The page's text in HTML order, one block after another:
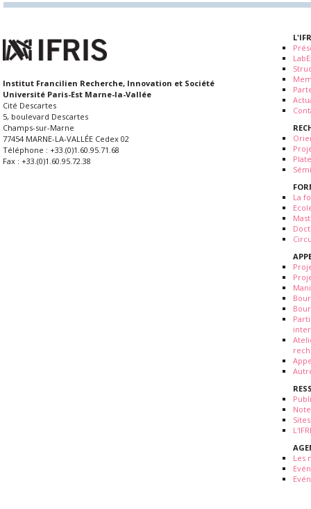
Institut Francilien Recherche, Innovation et Société
Université Paris-Est Marne-la-Vallée
Cité Descartes
5, boulevard Descartes
Champs-sur-Marne
77454 MARNE-LA-VALLÉE Cedex 02
Téléphone : +33.(0)1.60.95.71.68
Fax : +33.(0)1.60.95.72.38
La
Les